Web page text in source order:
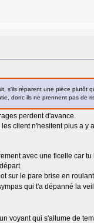
s'ils réparent une pièce plutôt
donc ils ne prennent pas de
perdent d'avance.
client n'hesitent plus a y
avec une ficelle car
sur le pare brise en
qui t'a dépanné la
voyant qui s'allume de